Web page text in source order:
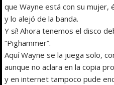
que Wayne está con su mujer,
y lo alejó de la banda.
Y sí! Ahora tenemos el disco
“Pighammer”.
Aquí Wayne se la juega solo,
aunque no aclara en la copia
y en internet tampoco pude